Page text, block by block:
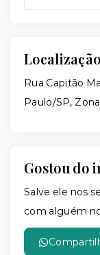
Localização
Rua Capitão
Paulo/SP,
Gostou do
Salve ele nos
com alguém